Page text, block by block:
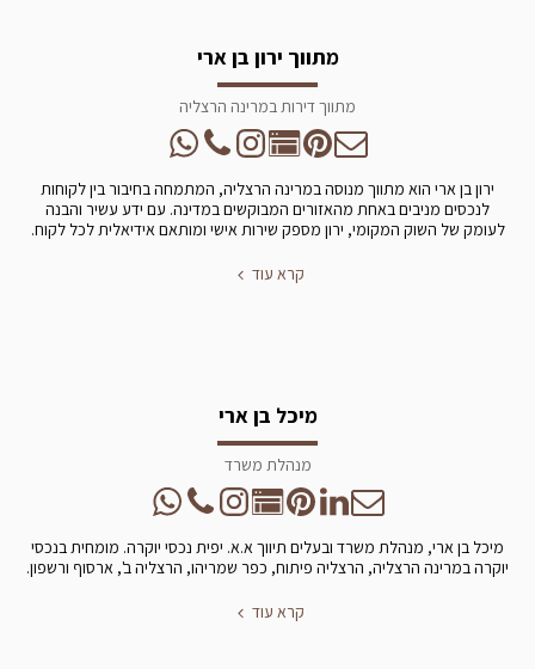
מתווך ירון בן ארי
מתווך דירות במרינה הרצליה
ירון בן ארי הוא מתווך מנוסה במרינה הרצליה, המתמחה בחיבור בין לקוחות
לנכסים מניבים באחת מהאזורים המבוקשים במדינה. עם ידע עשיר והבנה
לעומק של השוק המקומי, ירון מספק שירות אישי ומותאם אידיאלית לכל לקוח.
קרא עוד
מיכל בן ארי
מנהלת משרד
מיכל בן ארי, מנהלת משרד ובעלים תיווך א.א. יפית נכסי יוקרה. מומחית בנכסי
יוקרה במרינה הרצליה, הרצליה פיתוח, כפר שמריהו, הרצליה ב', ארסוף ורשפון.
קרא עוד